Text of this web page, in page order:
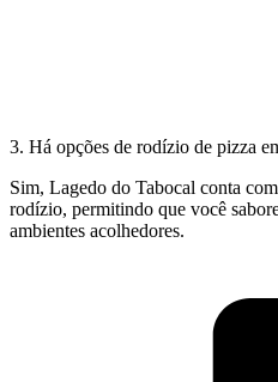
3. Há opções de rodízio de pizza
Sim, Lagedo do Tabocal conta
rodízio, permitindo que você
ambientes acolhedores.